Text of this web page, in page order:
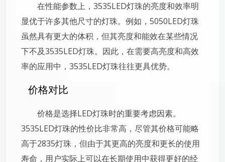
在性能参数上，3535LED灯珠的亮度和效率明
显优于许多其他尺寸的灯珠。例如，5050LED灯珠
虽然具有更大的体积，但其亮度和能效在某些情况
下不及3535LED灯珠。因此，在需要高亮度和高效
率的应用中，3535LED灯珠往往更具优势。
价格对比
价格是选择LED灯珠时的重要考虑因素。
3535LED灯珠的性价比非常高，尽管其价格可能略
高于2835灯珠，但由于其更高的亮度和更长的使用
寿命，用户实际上可以在长期使用中获得更好的经